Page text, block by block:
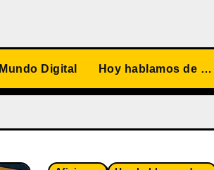
Mundo Digital Hoy hablamos de …